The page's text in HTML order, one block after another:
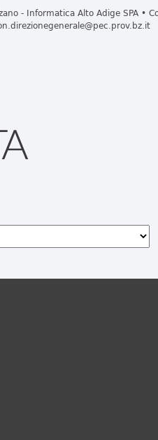
- Informatica Alto Adige SPA •